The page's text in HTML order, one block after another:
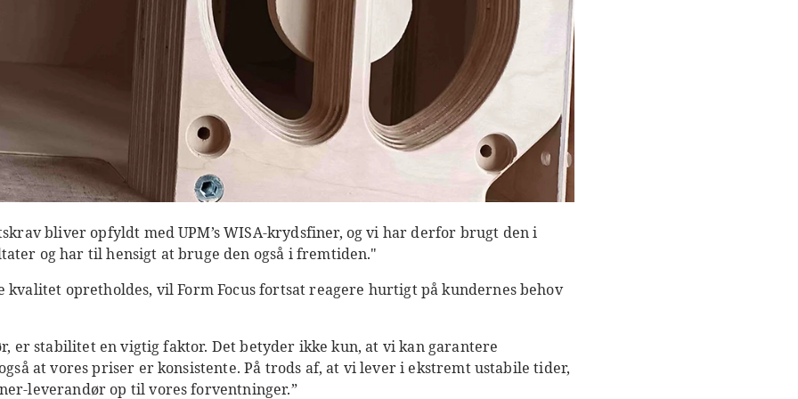
bliver opfyldt med UPM’s WISA-krydsfiner, og vi har derfor brugt den i
og har til hensigt at bruge den også i fremtiden."
kvalitet opretholdes, vil Form Focus fortsat reagere hurtigt på kundernes behov
er stabilitet en vigtig faktor. Det betyder ikke kun, at vi kan garantere
at vores priser er konsistente. På trods af, at vi lever i ekstremt ustabile tider,
leverandør op til vores forventninger.”